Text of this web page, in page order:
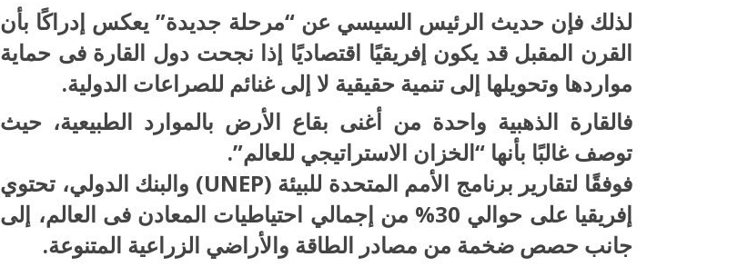
لذلك فإن حديث الرئيس السيسي عن “مرحلة جديدة” يعكس إدراكًا بأن
القرن المقبل قد يكون إفريقيًا اقتصاديًا إذا نجحت دول القارة فى حماية
مواردها وتحويلها إلى تنمية حقيقية لا إلى غنائم للصراعات الدولية.
فالقارة الذهبية واحدة من أغنى بقاع الأرض بالموارد الطبيعية، حيث
توصف غالبًا بأنها “الخزان الاستراتيجي للعالم”.
فوفقًا لتقارير برنامج الأمم المتحدة للبيئة (UNEP) والبنك الدولي، تحتوي
إفريقيا على حوالي 30% من إجمالي احتياطيات المعادن فى العالم، إلى
جانب حصص ضخمة من مصادر الطاقة والأراضي الزراعية المتنوعة.